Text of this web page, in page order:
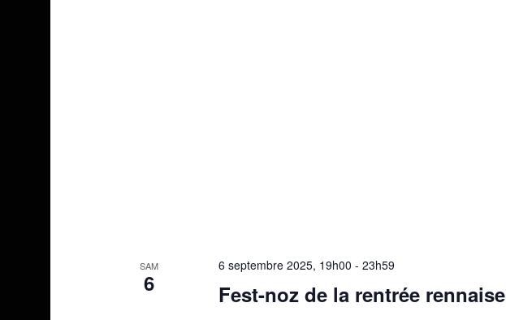
SAM
6
6 septembre 2025, 19h00 - 23h59
Fest-noz de la rentrée rennaise